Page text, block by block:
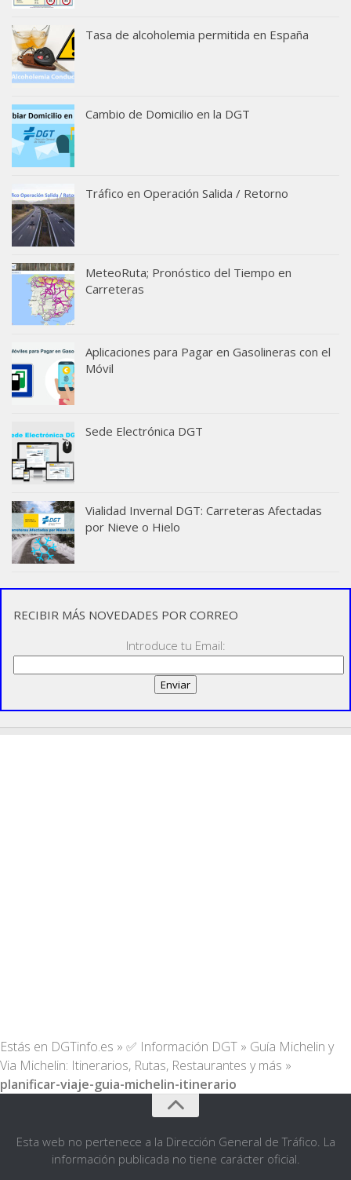
Tasa de alcoholemia permitida en España
Cambio de Domicilio en la DGT
Tráfico en Operación Salida / Retorno
MeteoRuta; Pronóstico del Tiempo en
Carreteras
Aplicaciones para Pagar en Gasolineras con el
Móvil
Sede Electrónica DGT
Vialidad Invernal DGT: Carreteras Afectadas
por Nieve o Hielo
RECIBIR MÁS NOVEDADES POR CORREO
Introduce tu Email:
Estás en DGTinfo.es » ✅ Información DGT » Guía Michelin y
Via Michelin: Itinerarios, Rutas, Restaurantes y más »
planificar-viaje-guia-michelin-itinerario
Esta web no pertenece a la Dirección General de Tráfico. La
información publicada no tiene carácter oficial.